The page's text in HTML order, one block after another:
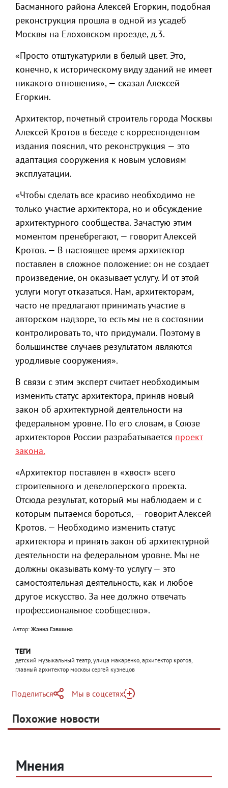
Басманного района Алексей Егоркин, подобная
реконструкция прошла в одной из усадеб
Москвы на Елоховском проезде, д.3.
«Просто отштукатурили в белый цвет. Это,
конечно, к историческому виду зданий не имеет
никакого отношения», — сказал Алексей
Егоркин.
Архитектор, почетный строитель города Москвы
Алексей Кротов в беседе с корреспондентом
издания пояснил, что реконструкция — это
адаптация сооружения к новым условиям
эксплуатации.
«Чтобы сделать все красиво необходимо не
только участие архитектора, но и обсуждение
архитектурного сообщества. Зачастую этим
моментом пренебрегают, — говорит Алексей
Кротов. — В настоящее время архитектор
поставлен в сложное положение: он не создает
произведение, он оказывает услугу. И от этой
услуги могут отказаться. Нам, архитекторам,
часто не предлагают принимать участие в
авторском надзоре, то есть мы не в состоянии
контролировать то, что придумали. Поэтому в
большинстве случаев результатом являются
уродливые сооружения».
В связи с этим эксперт считает необходимым
изменить статус архитектора, приняв новый
закон об архитектурной деятельности на
федеральном уровне. По его словам, в Союзе
архитекторов России разрабатывается проект
закона.
«Архитектор поставлен в «хвост» всего
строительного и девелоперского проекта.
Отсюда результат, который мы наблюдаем и с
которым пытаемся бороться, — говорит Алексей
Кротов. — Необходимо изменить статус
архитектора и принять закон об архитектурной
деятельности на федеральном уровне. Мы не
должны оказывать кому-то услугу — это
самостоятельная деятельность, как и любое
другое искусство. За нее должно отвечать
профессиональное сообщество».
Автор: Жанна Гавшина
ТЕГИ
детский музыкальный театр, улица макаренко, архитектор кротов,
главный архитектор москвы сергей кузнецов
Поделиться
Telegram
Одноклассники
Мы в соцсетях
Яндекс Дзен
Похожие новости
Мнения